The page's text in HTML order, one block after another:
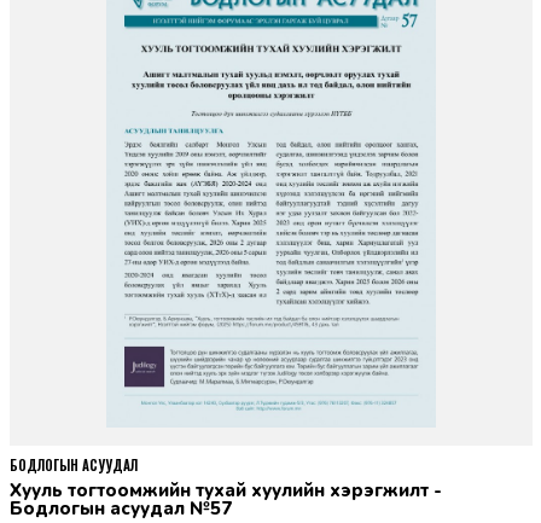
Хууль тогтоомжийн тухай хуулийн хэрэгжилт -
Бодлогын асуудал №57
БОДЛОГЫН АСУУДАЛ